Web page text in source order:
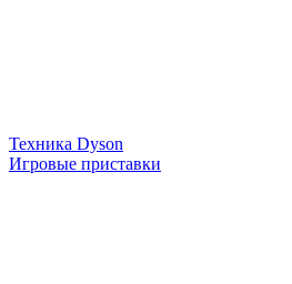
Техника Dyson
Игровые приставки